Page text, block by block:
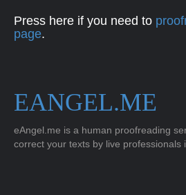
Press here if you need to
page.
EANGEL.ME
eAngel.me is a human proofreading
correct your texts by live professionals